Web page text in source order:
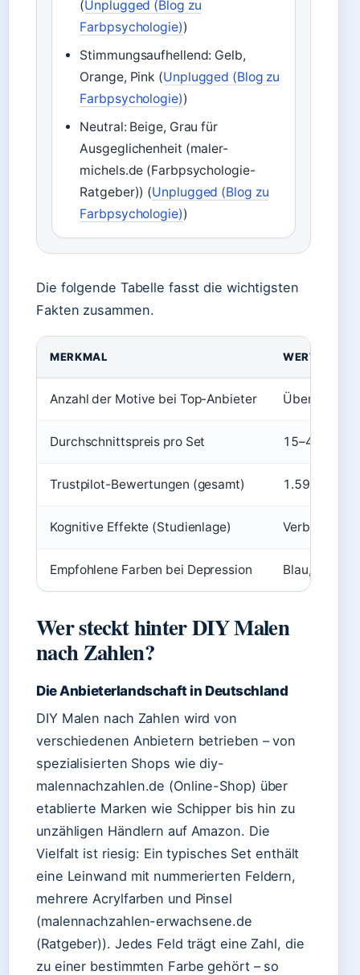
(Unplugged (Blog zu
Farbpsychologie))
Stimmungsaufhellend: Gelb,
Orange, Pink (Unplugged (Blog zu
Farbpsychologie))
Neutral: Beige, Grau für
Ausgeglichenheit (maler-
michels.de (Farbpsychologie-
Ratgeber)) (Unplugged (Blog zu
Farbpsychologie))
Die folgende Tabelle fasst die wichtigsten
Fakten zusammen.
MERKMAL WERT
Anzahl der Motive bei Top-Anbieter Über 1.600
Durchschnittspreis pro Set 15–40 €
Trustpilot-Bewertungen (gesamt) 1.596
Kognitive Effekte (Studienlage)
Empfohlene Farben bei Depression Blau, Grün,
Wer steckt hinter DIY Malen
nach Zahlen?
Die Anbieterlandschaft in Deutschland
DIY Malen nach Zahlen wird von
verschiedenen Anbietern betrieben – von
spezialisierten Shops wie diy-
malennachzahlen.de (Online-Shop) über
etablierte Marken wie Schipper bis hin zu
unzähligen Händlern auf Amazon. Die
Vielfalt ist riesig: Ein typisches Set enthält
eine Leinwand mit nummerierten Feldern,
mehrere Acrylfarben und Pinsel
(malennachzahlen-erwachsene.de
(Ratgeber)). Jedes Feld trägt eine Zahl, die
zu einer bestimmten Farbe gehört – so